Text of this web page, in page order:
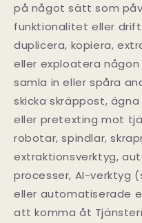
på något sätt som
funktionalitet eller
duplicera, kopiera,
eller exploatera
samla in eller spåra
skicka skräppost,
eller pretexting mot
robotar, spindlar,
extraktionsverktyg,
processer, AI-verktyg
eller automatiserade
att komma åt